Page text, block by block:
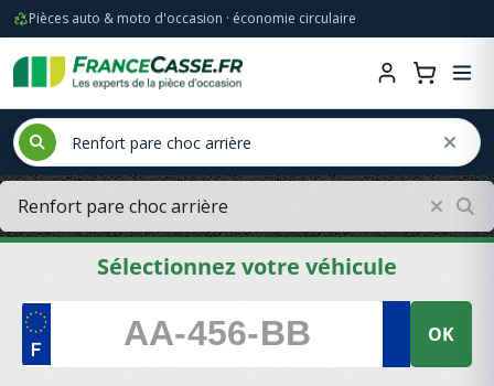
Pièces auto & moto d'occasion · économie circulaire
Sélectionnez votre véhicule
OK